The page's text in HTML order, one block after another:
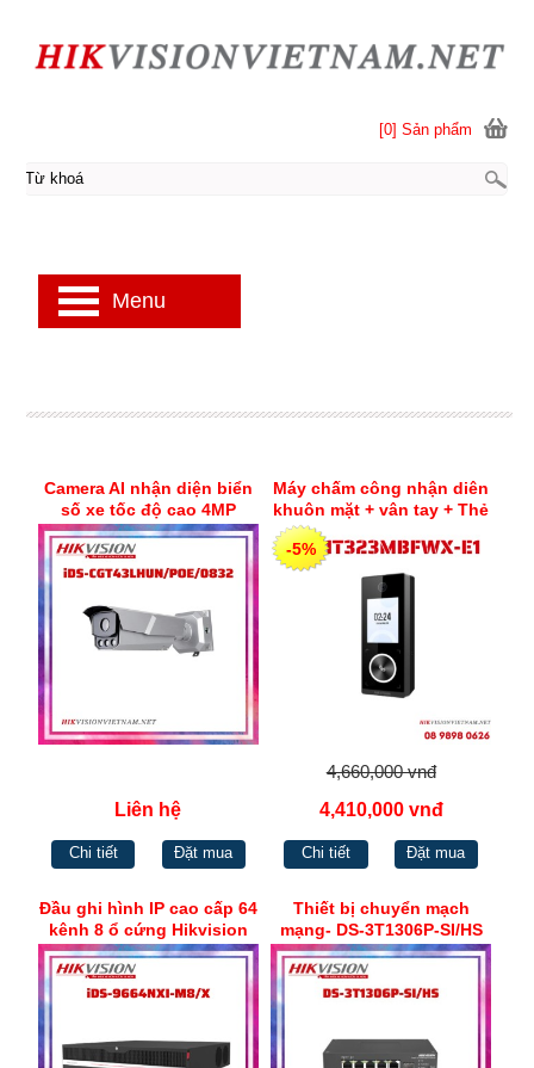
Camera AI nhận diện biển
số xe tốc độ cao 4MP
Hikvision iDS-
CGT43LHUN/POE/0832
Liên hệ
Chi tiết Đặt mua
Máy chấm công nhận diên
khuôn mặt + vân tay + Thẻ
Mifare Hikvision DS-
K1T323MBFWX-E1
-5%
4,660,000 vnđ
4,410,000 vnđ
Chi tiết Đặt mua
Đầu ghi hình IP cao cấp 64
kênh 8 ổ cứng Hikvision
iDS-9664NXI-M8/X
Thiết bị chuyển mạch
mạng- DS-3T1306P-SI/HS
[0] Sản phẩm
Menu